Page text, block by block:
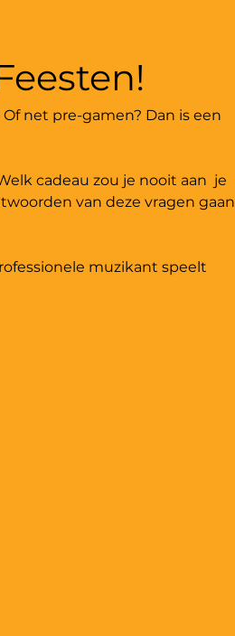
net pre-gamen? Dan is een
cadeau zou je nooit aan  je
van deze vragen gaan
muzikant speelt